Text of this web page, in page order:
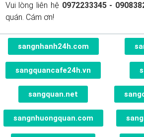
Vui lòng liên hệ 0972233345 -
quán. Cám ơn!
sangnhanh24h.com
sangquancafe24h.vn
sangquan.net
sangnhuongquan.com